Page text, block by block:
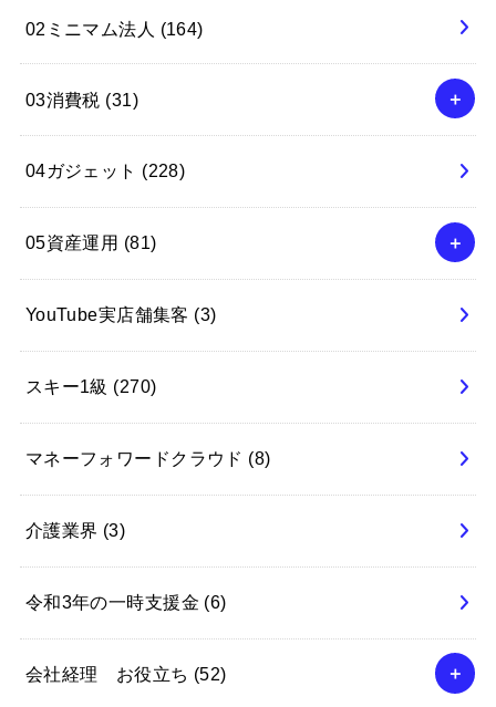
02ミニマム法人 (164)
03消費税 (31)
04ガジェット (228)
05資産運用 (81)
YouTube実店舗集客 (3)
スキー1級 (270)
マネーフォワードクラウド (8)
介護業界 (3)
令和3年の一時支援金 (6)
会社経理 お役立ち (52)